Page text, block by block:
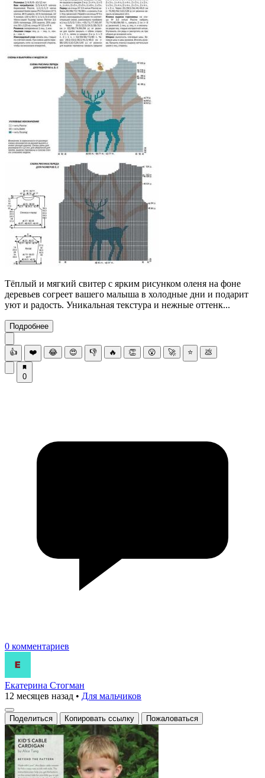
Тёплый и мягкий свитер с ярким рисунком оленя на фоне
деревьев согреет вашего малыша в холодные дни и подарит
уют и радость. Уникальная текстура и нежные оттенк...
Подробнее
👍 ❤️ 😂 😍 👎 🔥 👏 😮 🚀 ⭐ 💩
0
0 комментариев
Екатерина Стогман
12 месяцев назад • Для мальчиков
Поделиться Копировать ссылку Пожаловаться